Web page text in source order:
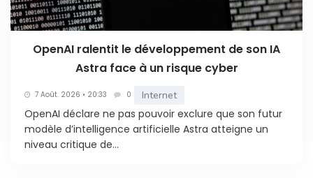
OpenAI ralentit le développement de son IA
Astra face à un risque cyber
7 Août. 2026 • 20:33 0 Internet
OpenAI déclare ne pas pouvoir exclure que son futur
modèle d’intelligence artificielle Astra atteigne un
niveau critique de...